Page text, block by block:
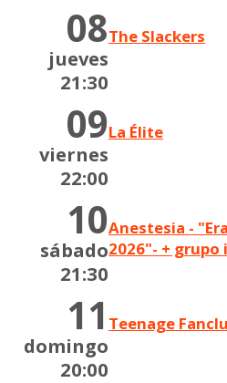
08
jueves
21:30
The Slackers
09
viernes
22:00
La Élite
10
sábado
21:30
Anestesia - "Erantzun 30 urte bira
2026"- +
11
domingo
20:00
Teenage